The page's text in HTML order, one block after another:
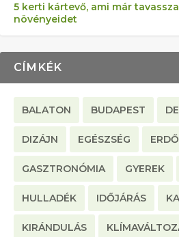
5 kerti kártevő, ami már
növényeidet
CÍMKÉK
BALATON BUDAPEST
DIZÁJN EGÉSZSÉG ERDŐ
GASZTRONÓMIA GYEREK
HULLADÉK IDŐJÁRÁS
KIRÁNDULÁS